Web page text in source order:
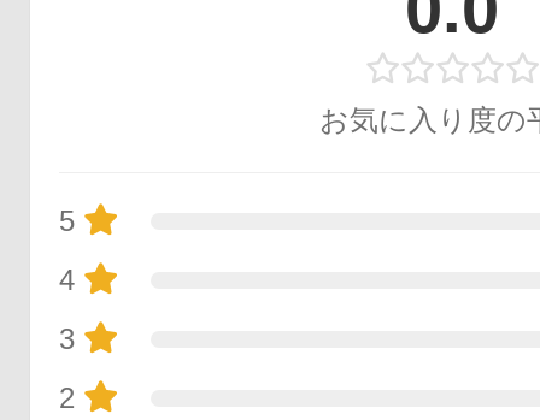
お気に入り度の
5
4
3
2